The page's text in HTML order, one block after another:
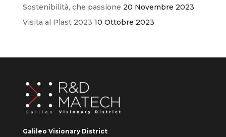
Sostenibilità, che passione 20 Novembre 2023
Visita al Plast 2023 10 Ottobre 2023
Galileo Visionary District